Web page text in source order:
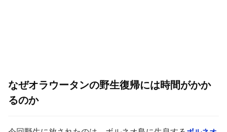
なぜオラウータンの野生復帰には時間がかか
るのか